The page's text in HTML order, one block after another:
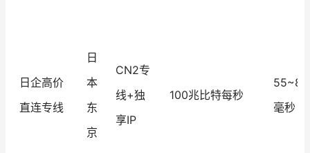
日企高价
直连专线
日
本
东
京
CN2专
线+独
享IP
100兆比特每秒
55~85
毫秒